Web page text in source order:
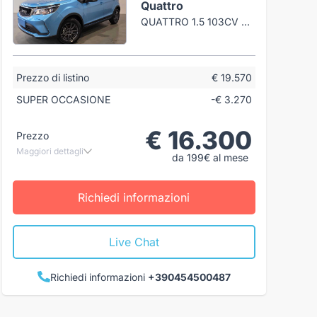
Quattro
QUATTRO 1.5 103CV CVT
Prezzo di listino
€ 19.570
SUPER OCCASIONE
-€ 3.270
Prezzo
Maggiori dettagli € 16.300
da 199€ al mese
Richiedi informazioni
Live Chat
Richiedi informazioni +390454500487